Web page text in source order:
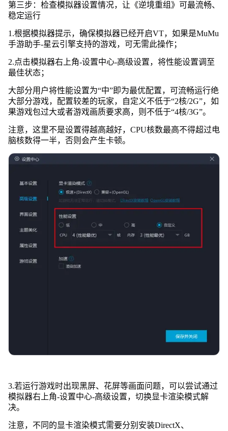
第三步：检查模拟器设置情况，让《逆境重组》可最流畅、
稳定运行
1.根据模拟器提示，确保模拟器已经开启VT，如果是MuMu
手游助手-星云引擎支持的游戏，可无需此操作；
2.点击模拟器右上角-设置中心-高级设置，将性能设置调至
最佳状态；
大部分用户将性能设置为“中”即为最优配置，可流畅运行绝
大部分游戏，配置较差的玩家，自定义不低于“2核/2G”，如
果游戏包过大或者游戏画质要求高，则不低于“4核/3G”。
注意，这里不是设置得越高越好，CPU核数最高不得超过电
脑核数得一半，否则会产生卡顿。
3.若运行游戏时出现黑屏、花屏等画面问题，可以尝试通过
模拟器右上角-设置中心-高级设置，切换显卡渲染模式解
决。
注意，不同的显卡渲染模式需要分别安装DirectX、